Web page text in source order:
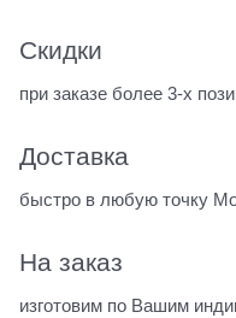
Скидки
при заказе более 3-х
Доставка
быстро в любую точку
На заказ
изготовим по Вашим